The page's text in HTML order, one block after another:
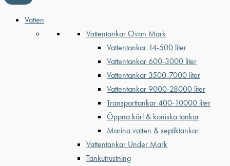
Vatten
Vattentankar Ovan Mark
Vattentankar 14-500 liter
Vattentankar 600-3000 liter
Vattentankar 3500-7000 liter
Vattentankar 9000-28000 liter
Transporttankar 400-10000 liter
Öppna kärl & koniska tankar
Marina vatten & septiktankar
Vattentankar Under Mark
Tankutrustning